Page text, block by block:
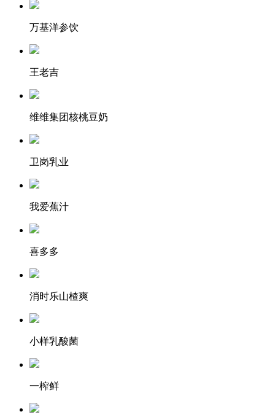
万基洋参饮
王老吉
维维集团核桃豆奶
卫岗乳业
我爱蕉汁
喜多多
消时乐山楂爽
小样乳酸菌
一榨鲜